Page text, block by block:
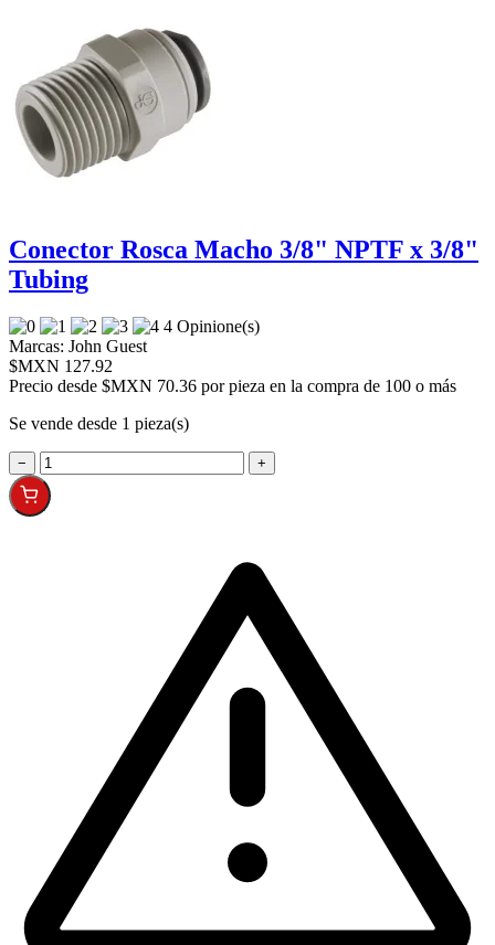
Conector Rosca Macho 3/8" NPTF x 3/8"
Tubing
4 Opinione(s)
Marcas: John Guest
$MXN 127.92
Precio desde $MXN 70.36 por pieza en la compra de 100 o más
Se vende desde 1 pieza(s)
− +